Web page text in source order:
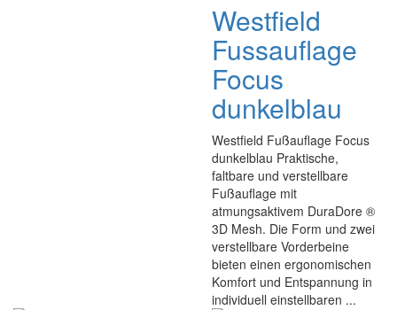
Westfield
Fussauflage
Focus
dunkelblau
Westfield Fußauflage Focus
dunkelblau Praktische,
faltbare und verstellbare
Fußauflage mit
atmungsaktivem DuraDore ®
3D Mesh. Die Form und zwei
verstellbare Vorderbeine
bieten einen ergonomischen
Komfort und Entspannung in
individuell einstellbaren ...